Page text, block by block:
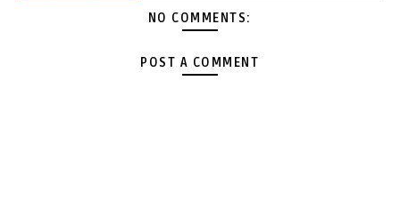
NO COMMENTS:
POST A COMMENT